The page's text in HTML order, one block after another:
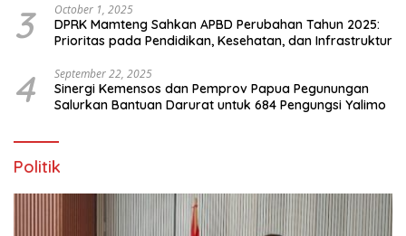
3 October 1, 2025
DPRK Mamteng Sahkan APBD Perubahan Tahun 2025:
Prioritas pada Pendidikan, Kesehatan, dan Infrastruktur
4 September 22, 2025
Sinergi Kemensos dan Pemprov Papua Pegunungan
Salurkan Bantuan Darurat untuk 684 Pengungsi Yalimo
Politik